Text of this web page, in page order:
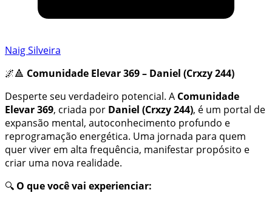
Naig Silveira
🌌🔺 Comunidade Elevar 369 – Daniel (Crxzy 244)
Desperte seu verdadeiro potencial. A Comunidade
Elevar 369, criada por Daniel (Crxzy 244), é um portal de
expansão mental, autoconhecimento profundo e
reprogramação energética. Uma jornada para quem
quer viver em alta frequência, manifestar propósito e
criar uma nova realidade.
🔍 O que você vai experienciar: